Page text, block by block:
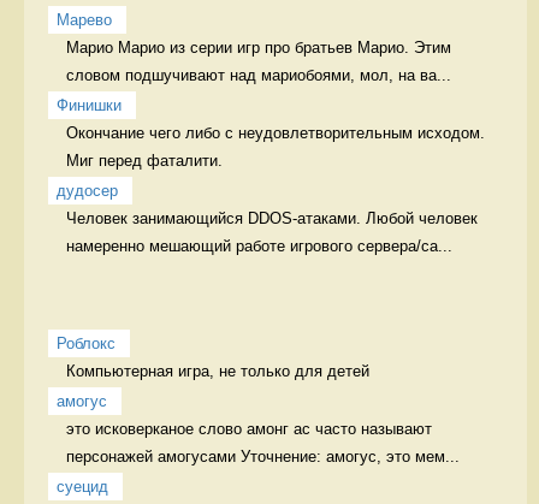
Марево
Марио Марио из серии игр про братьев Марио. Этим
словом подшучивают над мариобоями, мол, на ва...
Финишки
Окончание чего либо с неудовлетворительным исходом.
Миг перед фаталити.
дудосер
Человек занимающийся DDOS-атаками. Любой человек
намеренно мешающий работе игрового сервера/са...
Роблокс
Компьютерная игра, не только для детей
амогус
это исковерканое слово амонг ас часто называют
персонажей амогусами Уточнение: амогус, это мем...
суецид